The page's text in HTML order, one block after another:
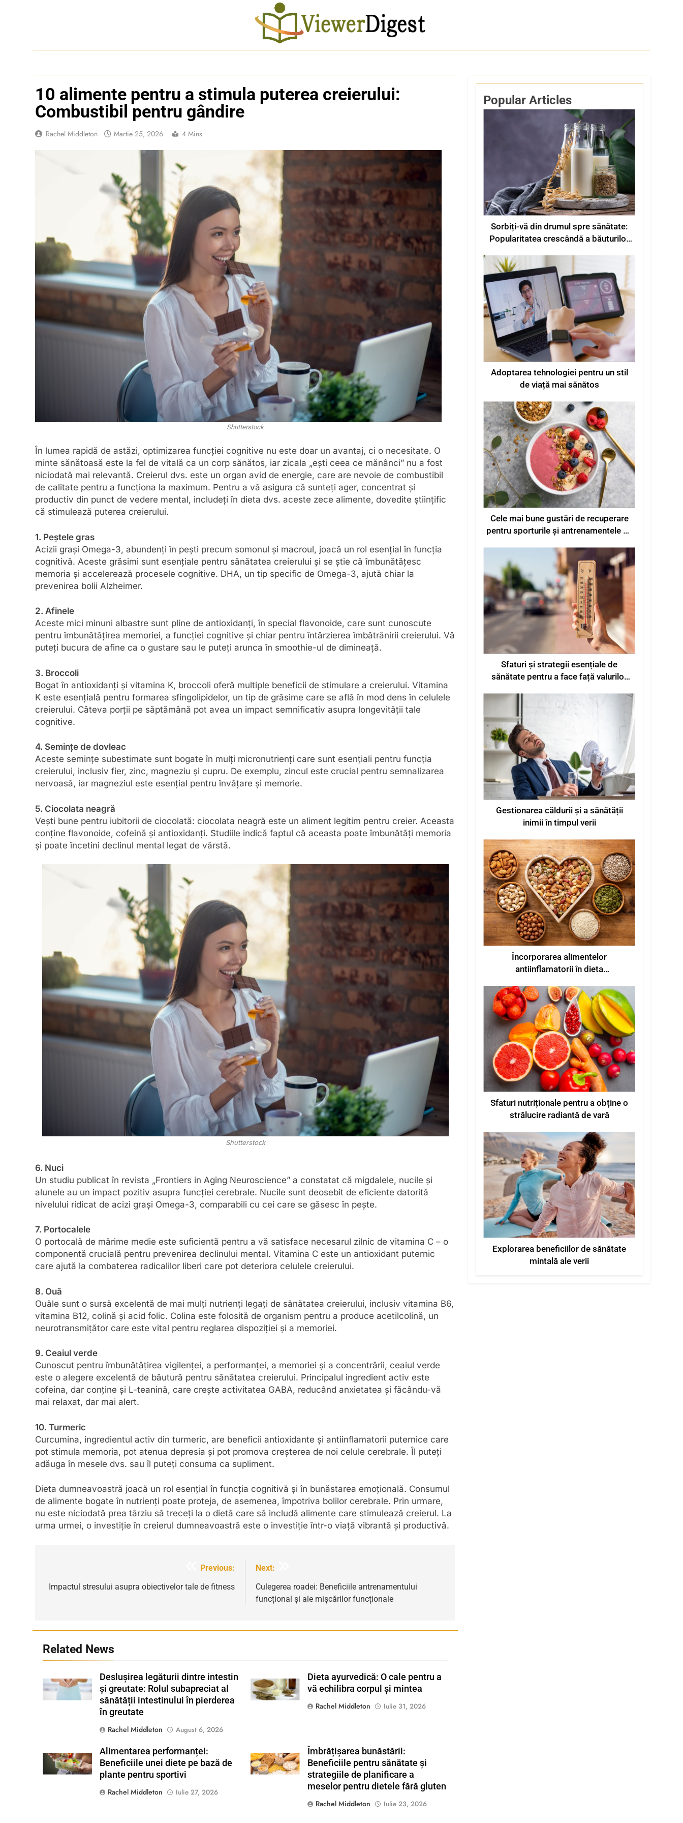
10 alimente pentru a stimula puterea creierului:
Combustibil pentru gândire
Rachel Middleton Martie 25, 2026 4 Mins
Shutterstock
În lumea rapidă de astăzi, optimizarea funcției cognitive nu este doar un avantaj, ci o necesitate. O
minte sănătoasă este la fel de vitală ca un corp sănătos, iar zicala „ești ceea ce mănânci” nu a fost
niciodată mai relevantă. Creierul dvs. este un organ avid de energie, care are nevoie de combustibil
de calitate pentru a funcționa la maximum. Pentru a vă asigura că sunteți ager, concentrat și
productiv din punct de vedere mental, includeți în dieta dvs. aceste zece alimente, dovedite științific
că stimulează puterea creierului.
1. Peștele gras
Acizii grași Omega-3, abundenți în pești precum somonul și macroul, joacă un rol esențial în funcția
cognitivă. Aceste grăsimi sunt esențiale pentru sănătatea creierului și se știe că îmbunătățesc
memoria și accelerează procesele cognitive. DHA, un tip specific de Omega-3, ajută chiar la
prevenirea bolii Alzheimer.
2. Afinele
Aceste mici minuni albastre sunt pline de antioxidanți, în special flavonoide, care sunt cunoscute
pentru îmbunătățirea memoriei, a funcției cognitive și chiar pentru întârzierea îmbătrânirii creierului. Vă
puteți bucura de afine ca o gustare sau le puteți arunca în smoothie-ul de dimineață.
3. Broccoli
Bogat în antioxidanți și vitamina K, broccoli oferă multiple beneficii de stimulare a creierului. Vitamina
K este esențială pentru formarea sfingolipidelor, un tip de grăsime care se află în mod dens în celulele
creierului. Câteva porții pe săptămână pot avea un impact semnificativ asupra longevității tale
cognitive.
4. Semințe de dovleac
Aceste semințe subestimate sunt bogate în mulți micronutrienți care sunt esențiali pentru funcția
creierului, inclusiv fier, zinc, magneziu și cupru. De exemplu, zincul este crucial pentru semnalizarea
nervoasă, iar magneziul este esențial pentru învățare și memorie.
5. Ciocolata neagră
Vești bune pentru iubitorii de ciocolată: ciocolata neagră este un aliment legitim pentru creier. Aceasta
conține flavonoide, cofeină și antioxidanți. Studiile indică faptul că aceasta poate îmbunătăți memoria
și poate încetini declinul mental legat de vârstă.
Shutterstock
6. Nuci
Un studiu publicat în revista „Frontiers in Aging Neuroscience” a constatat că migdalele, nucile și
alunele au un impact pozitiv asupra funcției cerebrale. Nucile sunt deosebit de eficiente datorită
nivelului ridicat de acizi grași Omega-3, comparabili cu cei care se găsesc în pește.
7. Portocalele
O portocală de mărime medie este suficientă pentru a vă satisface necesarul zilnic de vitamina C – o
componentă crucială pentru prevenirea declinului mental. Vitamina C este un antioxidant puternic
care ajută la combaterea radicalilor liberi care pot deteriora celulele creierului.
8. Ouă
Ouăle sunt o sursă excelentă de mai mulți nutrienți legați de sănătatea creierului, inclusiv vitamina B6,
vitamina B12, colină și acid folic. Colina este folosită de organism pentru a produce acetilcolină, un
neurotransmițător care este vital pentru reglarea dispoziției și a memoriei.
9. Ceaiul verde
Cunoscut pentru îmbunătățirea vigilenței, a performanței, a memoriei și a concentrării, ceaiul verde
este o alegere excelentă de băutură pentru sănătatea creierului. Principalul ingredient activ este
cofeina, dar conține și L-teanină, care crește activitatea GABA, reducând anxietatea și făcându-vă
mai relaxat, dar mai alert.
10. Turmeric
Curcumina, ingredientul activ din turmeric, are beneficii antioxidante și antiinflamatorii puternice care
pot stimula memoria, pot atenua depresia și pot promova creșterea de noi celule cerebrale. Îl puteți
adăuga în mesele dvs. sau îl puteți consuma ca supliment.
Dieta dumneavoastră joacă un rol esențial în funcția cognitivă și în bunăstarea emoțională. Consumul
de alimente bogate în nutrienți poate proteja, de asemenea, împotriva bolilor cerebrale. Prin urmare,
nu este niciodată prea târziu să treceți la o dietă care să includă alimente care stimulează creierul. La
urma urmei, o investiție în creierul dumneavoastră este o investiție într-o viață vibrantă și productivă.
în
Previous:
Impactul stresului asupra obiectivelor tale de fitness
Next:
Culegerea roadei: Beneficiile antrenamentului
funcțional și ale mișcărilor funcționale
Related News
Shutterstock
Deslușirea legăturii dintre intestin
și greutate: Rolul subapreciat al
sănătății intestinului în pierderea
în greutate
Rachel Middleton
August 6, 2026
Shutterstock
Dieta ayurvedică: O cale pentru a
vă echilibra corpul și mintea
Rachel Middleton
Iulie 31, 2026
Shutterstock
Alimentarea performanței:
Beneficiile unei diete pe bază de
plante pentru sportivi
Rachel Middleton
Iulie 27, 2026
Shutterstock
Îmbrățișarea bunăstării:
Beneficiile pentru sănătate și
strategiile de planificare a
meselor pentru dietele fără gluten
Rachel Middleton
Iulie 23, 2026
Popular Articles
Sorbiți-vă din drumul spre sănătate:
Popularitatea crescândă a băuturilor
Adoptarea tehnologiei pentru un stil
de viață mai sănătos
Cele mai bune gustări de recuperare
pentru sporturile și antrenamentele de
Sfaturi și strategii esențiale de
sănătate pentru a face față valurilor
Gestionarea căldurii și a sănătății
inimii în timpul verii
Încorporarea alimentelor
antiinflamatorii în dieta
Sfaturi nutriționale pentru a obține o
strălucire radiantă de vară
Explorarea beneficiilor de sănătate
mintală ale verii